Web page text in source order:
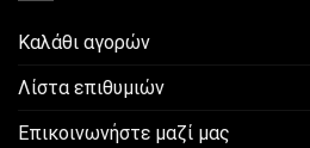
Καλάθι αγορών
Λίστα επιθυμιών
Επικοινωνήστε μαζί μας